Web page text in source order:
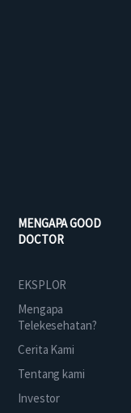
MENGAPA GOOD
DOCTOR
EKSPLOR
Mengapa
Telekesehatan?
Cerita Kami
Tentang kami
Investor